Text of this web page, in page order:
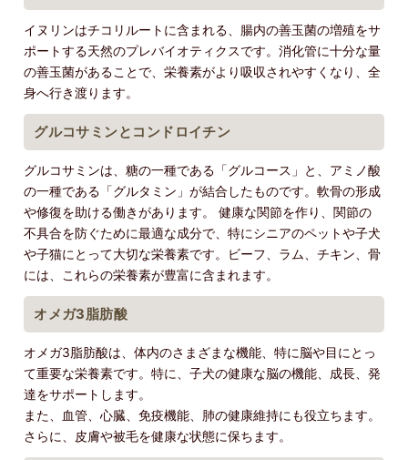
イヌリンはチコリルートに含まれる、腸内の善玉菌の増殖をサ
ポートする天然のプレバイオティクスです。消化管に十分な量
の善玉菌があることで、栄養素がより吸収されやすくなり、全
身へ行き渡ります。
グルコサミンとコンドロイチン
グルコサミンは、糖の一種である「グルコース」と、アミノ酸
の一種である「グルタミン」が結合したものです。軟骨の形成
や修復を助ける働きがあります。 健康な関節を作り、関節の
不具合を防ぐために最適な成分で、特にシニアのペットや子犬
や子猫にとって大切な栄養素です。ビーフ、ラム、チキン、骨
には、これらの栄養素が豊富に含まれます。
オメガ3脂肪酸
オメガ3脂肪酸は、体内のさまざまな機能、特に脳や目にとっ
て重要な栄養素です。特に、子犬の健康な脳の機能、成長、発
達をサポートします。
また、血管、心臓、免疫機能、肺の健康維持にも役立ちます。
さらに、皮膚や被毛を健康な状態に保ちます。